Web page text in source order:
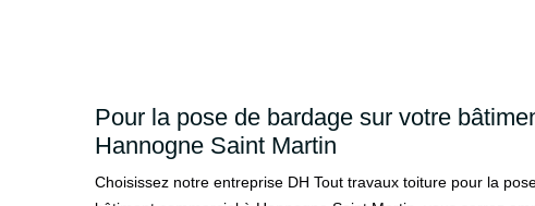
Pour la pose de bardage sur votre
Hannogne Saint Martin
Choisissez notre entreprise DH Tout travaux toiture pour la